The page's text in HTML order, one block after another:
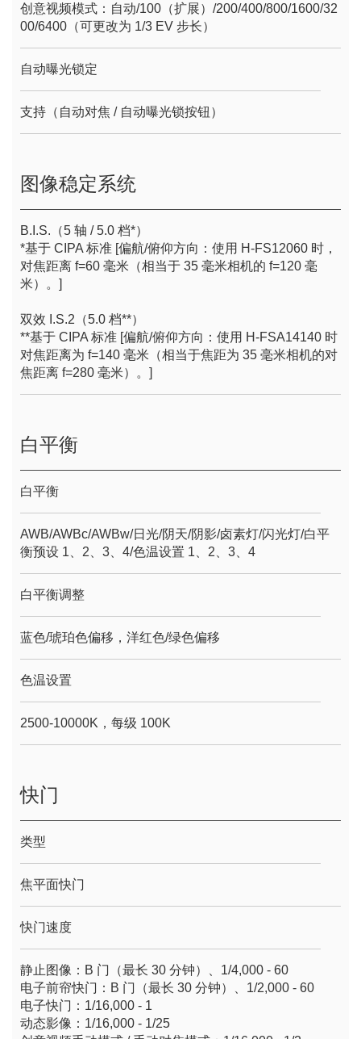
创意视频模式：自动/100（扩展）/200/400/800/1600/32
00/6400（可更改为 1/3 EV 步长）
自动曝光锁定
支持（自动对焦 / 自动曝光锁按钮）
图像稳定系统
B.I.S.（5 轴 / 5.0 档*）
*基于 CIPA 标准 [偏航/俯仰方向：使用 H-FS12060 时，
对焦距离 f=60 毫米（相当于 35 毫米相机的 f=120 毫
米）。]
双效 I.S.2（5.0 档**）
**基于 CIPA 标准 [偏航/俯仰方向：使用 H-FSA14140 时
对焦距离为 f=140 毫米（相当于焦距为 35 毫米相机的对
焦距离 f=280 毫米）。]
白平衡
白平衡
AWB/AWBc/AWBw/日光/阴天/阴影/卤素灯/闪光灯/白平
衡预设 1、2、3、4/色温设置 1、2、3、4
白平衡调整
蓝色/琥珀色偏移，洋红色/绿色偏移
色温设置
2500-10000K，每级 100K
快门
类型
焦平面快门
快门速度
静止图像：B 门（最长 30 分钟）、1/4,000 - 60
电子前帘快门：B 门（最长 30 分钟）、1/2,000 - 60
电子快门：1/16,000 - 1
动态影像：1/16,000 - 1/25